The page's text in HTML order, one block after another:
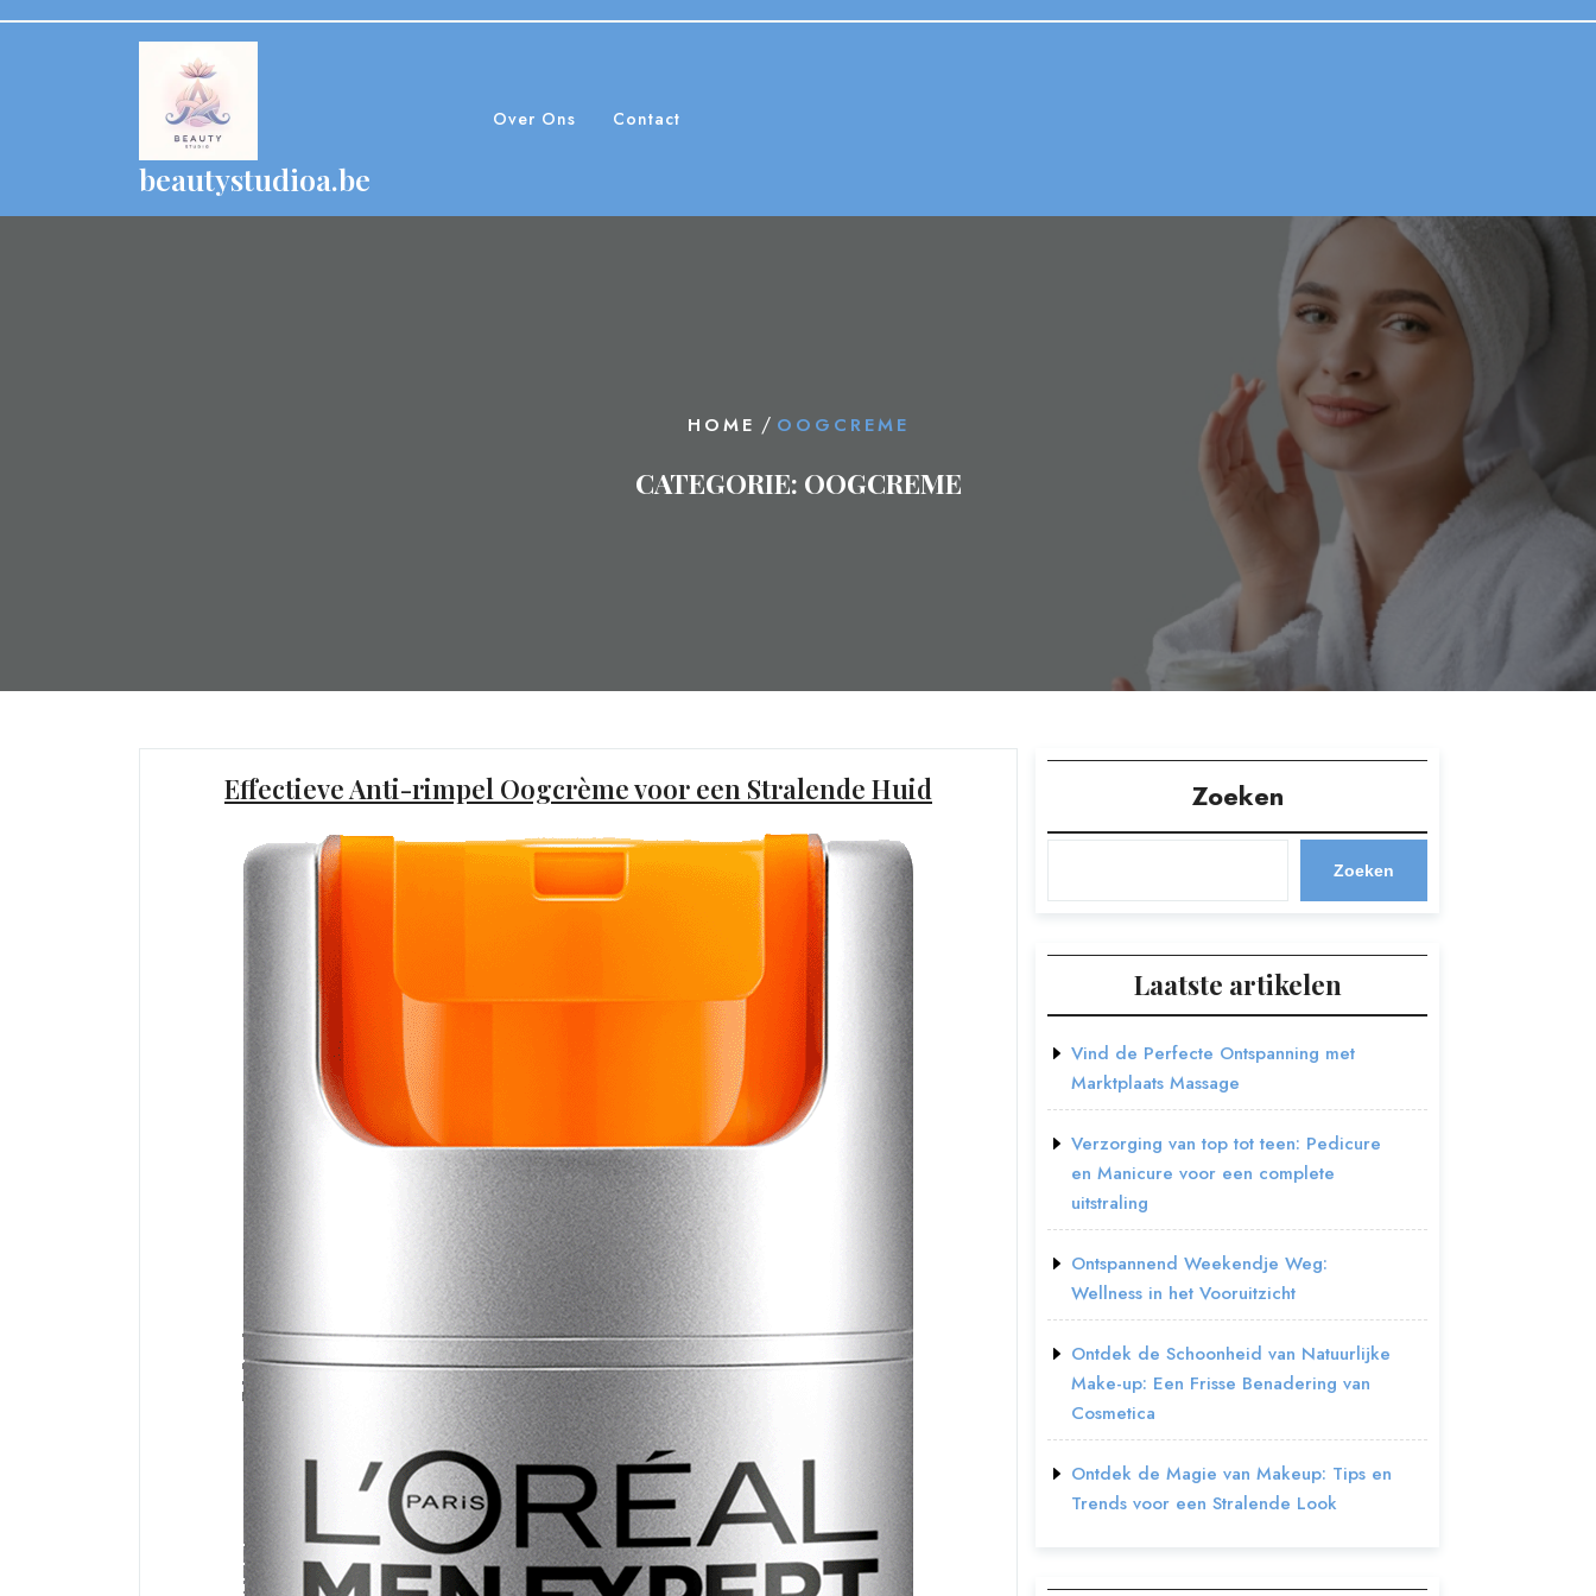
beautystudioa.be
Over Ons Contact
HOME / OOGCREME
CATEGORIE: OOGCREME
Effectieve Anti-rimpel Oogcrème voor een Stralende Huid Zoeken
Zoeken
Laatste artikelen
Vind de Perfecte Ontspanning met
Marktplaats Massage
Verzorging van top tot teen: Pedicure
en Manicure voor een complete
uitstraling
Ontspannend Weekendje Weg:
Wellness in het Vooruitzicht
Ontdek de Schoonheid van Natuurlijke
Make-up: Een Frisse Benadering van
Cosmetica
Ontdek de Magie van Makeup: Tips en
Trends voor een Stralende Look